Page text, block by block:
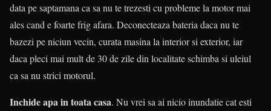
data pe saptamana ca sa nu te trezesti cu probleme la motor mai
ales cand e foarte frig afara. Deconecteaza bateria daca nu te
bazezi pe niciun vecin, curata masina la interior si exterior, iar
daca pleci mai mult de 30 de zile din localitate schimba si uleiul
ca sa nu strici motorul.
Inchide apa in toata casa. Nu vrei sa ai nicio inundatie cat esti